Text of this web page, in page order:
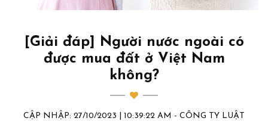
[Giải đáp] Người nước ngoài có
được mua đất ở Việt Nam
không?
CẬP NHẬP: 27/10/2023 | 10:39:22 AM - CÔNG TY LUẬT